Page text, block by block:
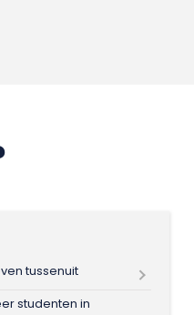
tussenuit
studenten in